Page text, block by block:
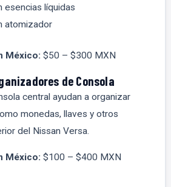
esencias líquidas
atomizador
México: $50 – $300 MXN
de Consola
central ayudan a organizar
monedas, llaves y otros
del Nissan Versa.
México: $100 – $400 MXN